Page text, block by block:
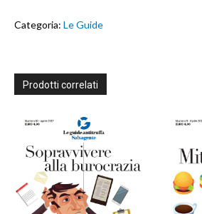
Categoria: Le Guide
Prodotti correlati